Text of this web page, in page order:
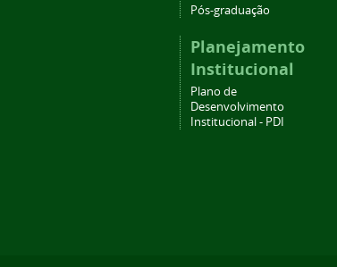
Pós-graduação
Planejamento
Institucional
Plano de
Desenvolvimento
Institucional - PDI